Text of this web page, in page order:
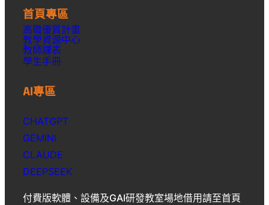
首頁專區
高職優質計畫
教學資源中心
教師課表
學生手冊
AI專區
CHATGPT
GEMINI
CLAUDE
DEEPSEEK
付費版軟體、設備及GAI研發教室場地借用請至首頁